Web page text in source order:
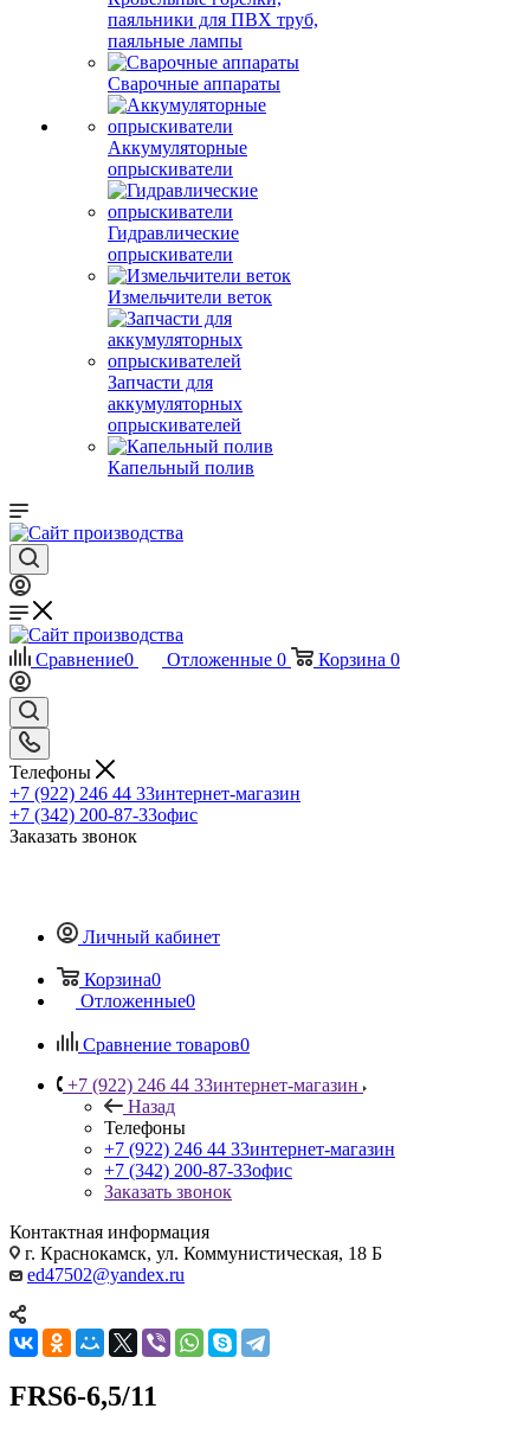
паяльники для ПВХ труб,
паяльные лампы
Сварочные аппараты
Аккумуляторные
опрыскиватели
Гидравлические
опрыскиватели
Измельчители веток
Запчасти для
аккумуляторных
опрыскивателей
Капельный полив
Сравнение0 Отложенные 0 Корзина 0
Телефоны
+7 (922) 246 44 33интернет-магазин
+7 (342) 200-87-33офис
Заказать звонок
Личный кабинет
Корзина0
Отложенные0
Сравнение товаров0
+7 (922) 246 44 33интернет-магазин
Назад
Телефоны
+7 (922) 246 44 33интернет-магазин
+7 (342) 200-87-33офис
Заказать звонок
Контактная информация
г. Краснокамск, ул. Коммунистическая, 18 Б
ed47502@yandex.ru
FRS6-6,5/11